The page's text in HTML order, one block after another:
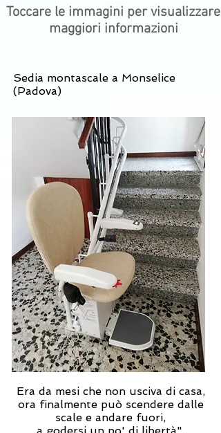
Toccare le immagini per visualizzare
maggiori informazioni
Sedia montascale a Monselice
(Padova)
Era da mesi che non usciva di casa,
ora finalmente può scendere dalle
scale e andare fuori,